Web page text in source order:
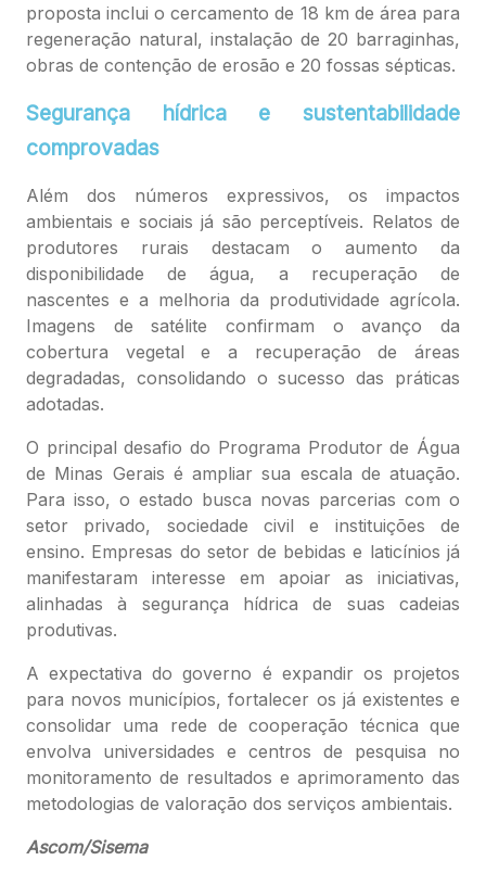
proposta inclui o cercamento de 18 km de área para
regeneração natural, instalação de 20 barraginhas,
obras de contenção de erosão e 20 fossas sépticas.
Segurança hídrica e sustentabilidade
comprovadas
Além dos números expressivos, os impactos
ambientais e sociais já são perceptíveis. Relatos de
produtores rurais destacam o aumento da
disponibilidade de água, a recuperação de
nascentes e a melhoria da produtividade agrícola.
Imagens de satélite confirmam o avanço da
cobertura vegetal e a recuperação de áreas
degradadas, consolidando o sucesso das práticas
adotadas.
O principal desafio do Programa Produtor de Água
de Minas Gerais é ampliar sua escala de atuação.
Para isso, o estado busca novas parcerias com o
setor privado, sociedade civil e instituições de
ensino. Empresas do setor de bebidas e laticínios já
manifestaram interesse em apoiar as iniciativas,
alinhadas à segurança hídrica de suas cadeias
produtivas.
A expectativa do governo é expandir os projetos
para novos municípios, fortalecer os já existentes e
consolidar uma rede de cooperação técnica que
envolva universidades e centros de pesquisa no
monitoramento de resultados e aprimoramento das
metodologias de valoração dos serviços ambientais.
Ascom/Sisema